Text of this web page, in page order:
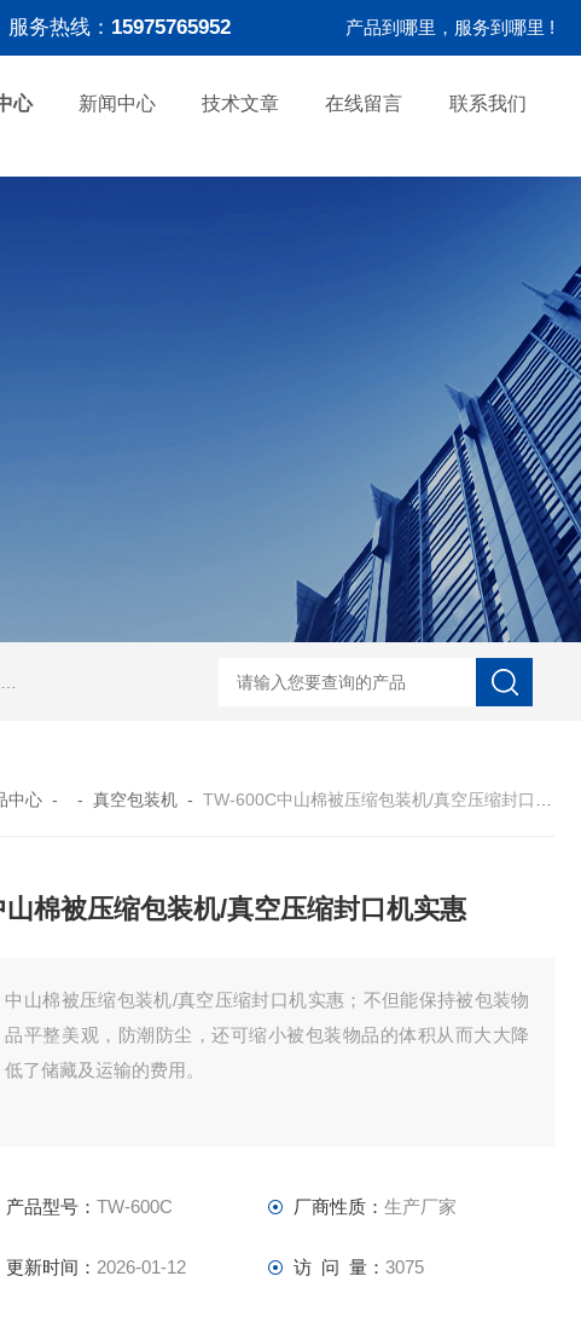
服务热线： 15975765952 产品到哪里，服务到哪里 !
心 新闻中心 技术文章 在线留言 联系我们
自动协作码垛机纸箱码垛械手 DZ-760全自动
中心 - -真空包装机 -TW-600C中山棉被压缩包装机/真空压缩封口机实惠
山棉被压缩包装机/真空压缩封口机实惠
中山棉被压缩包装机/真空压缩封口机实惠；不但能保持被包装物
品平整美观，防潮防尘，还可缩小被包装物品的体积从而大大降
低了储藏及运输的费用。
产品型号：TW-600C 厂商性质： 生产厂家
更新时间： 2026-01-12 访 问 量： 3075